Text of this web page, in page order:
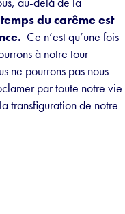
temps du carême est
Ce n’est qu’une fois
à notre tour
ne pourrons pas nous
par toute notre vie
transfiguration de notre